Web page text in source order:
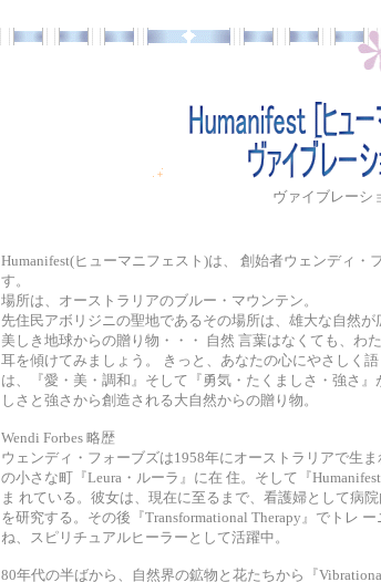
ヴァイブレーシ
Humanifest(ヒューマニフェスト)は、 創始者ウェンディ
す。
場所は、オーストラリアのブルー・マウンテン。
先住民アボリジニの聖地であるその場所は、雄大な自然
美しき地球からの贈り物・・・ 自然 言葉はなくても、わ
耳を傾けてみましょう。 きっと、あなたの心にやさしく
は、『愛・美・調和』そして『勇気・たくましさ・強さ
しさと強さから創造される大自然からの贈り物。
Wendi Forbes 略歴
ウェンディ・フォーブズは1958年にオーストラリアで生
の小さな町『Leura・ルーラ』に在 住。そして『
ま れている。彼女は、現在に至るまで、看護婦として病
を研究する。その後『Transformational Therapy』でトレ
ね、スピリチュアルヒーラーとして活躍中。
80年代の半ばから、自然界の鉱物と花たちから『